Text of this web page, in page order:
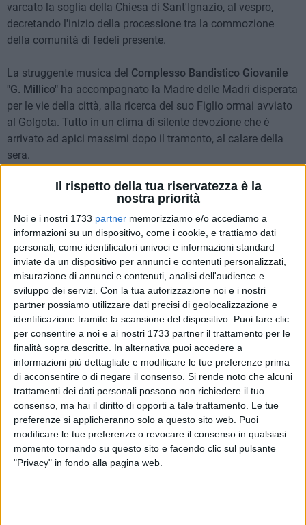
Il rispetto della tua riservatezza è la
nostra priorità
Noi e i nostri 1733 partner memorizziamo e/o accediamo a
informazioni su un dispositivo, come i cookie, e trattiamo dati
personali, come identificatori univoci e informazioni standard
inviate da un dispositivo per annunci e contenuti personalizzati,
misurazione di annunci e contenuti, analisi dell'audience e
sviluppo dei servizi. Con la tua autorizzazione noi e i nostri
partner possiamo utilizzare dati precisi di geolocalizzazione e
identificazione tramite la scansione del dispositivo. Puoi fare clic
per consentire a noi e ai nostri 1733 partner il trattamento per le
finalità sopra descritte. In alternativa puoi accedere a
informazioni più dettagliate e modificare le tue preferenze prima
di acconsentire o di negare il consenso. Si rende noto che alcuni
trattamenti dei dati personali possono non richiedere il tuo
consenso, ma hai il diritto di opporti a tale trattamento. Le tue
preferenze si applicheranno solo a questo sito web. Puoi
modificare le tue preferenze o revocare il consenso in qualsiasi
momento tornando su questo sito e facendo clic sul pulsante
"Privacy" in fondo alla pagina web.
varcato la soglia della Chiesa di Sant'Ignazio, al vespro,
decretando l'inizio della processione tra la commozione
della comunità di fedeli presente.
La struggente musica del Complesso Bandistico Giovanile
"G. Millico" ha accompagnato la Madre delle Madri disperata
per le vie della città, alla ricerca del suo Figlio ormai avviato
al Golgota. Tutto in un clima di silente devozione che è
arrivato ad apici massimi dopo il tramonto, al calare della
sera.
Migliaia di fedeli si sono radunati durante il percorso per le
strade cittadine, in via Mazzini, via Tripoli, via XX Settembre,
corso Vittorio Emanuele II, piazza Cavour, arterie tra le più
affollate.
Suggestivo il momento di preghiera collettivo, quando la
Beata Vergine Addolorata è giunta al Calvario.
La processione si è conclusa poco dopo le ore 22:00, col
rientro della statua nella chiesa di Sant'Ignazio, il canto dello
"Stabat Mater", del "Te Deum" e quindi la benedizione del
rettore della Chiesa, don Giovanni de Nicolo.
Ha così inizio per i fedeli il fervido ed emozionale clima della
Passione di Cristo e di fatto a Terlizzi è iniziata la Settimana
Santa. Noi abbiamo voluto raccontare le emozioni di una
intensa serata attraverso le nostre foto.